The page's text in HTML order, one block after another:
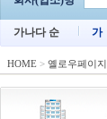
가나다 순 가
HOME > 옐로우페이지